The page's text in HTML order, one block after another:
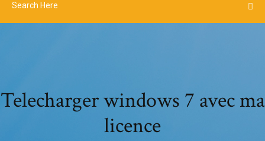
Telecharger windows 7 avec ma
licence